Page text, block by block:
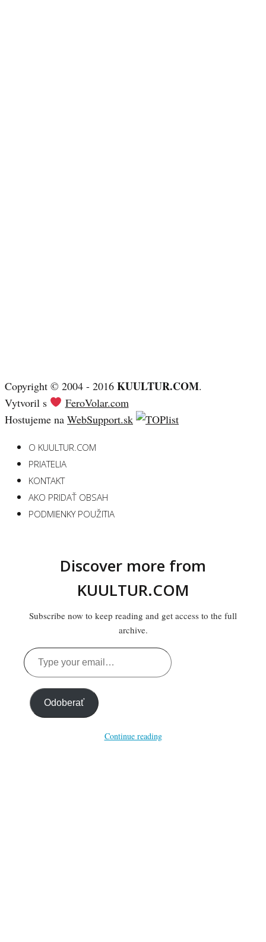
Copyright © 2004 - 2016 KUULTUR.COM.
Vytvoril s
FeroVolar.com
Hostujeme na WebSupport.sk
O KUULTUR.COM
PRIATELIA
KONTAKT
AKO PRIDAŤ OBSAH
PODMIENKY POUŽITIA
Discover more from
KUULTUR.COM
Subscribe now to keep reading and get access to the full
archive.
Type
your
email…
Odoberať
Continue reading